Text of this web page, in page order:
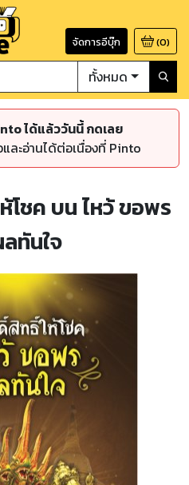
จัดการอีบุ๊ก (0)
ทั้งหมด
ได้แล้ววันนี้ กดเลย
ละอ่านได้ต่อเนื่องที่ Pinto
ชค บน ไหว้ ขอพร
ทันใจ